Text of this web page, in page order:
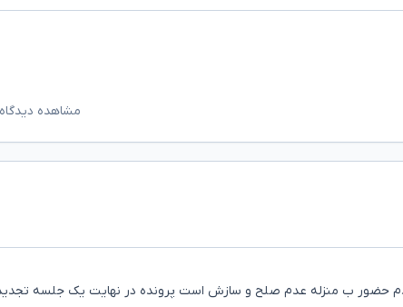
مشاهده
حضور ب منزله عدم صلح و سازش است پرونده در نهایت یک جلسه